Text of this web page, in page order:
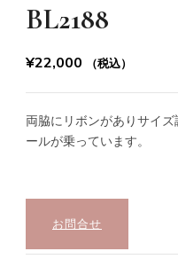
BL2188
¥22,000 （税込）
両脇にリボンがありサイ
ールが乗っています。
お問合せ